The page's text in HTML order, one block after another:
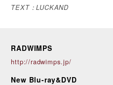
TEXT：LUCKAND
RADWIMPS
http://radwimps.jp/
New Blu-ray&DVD